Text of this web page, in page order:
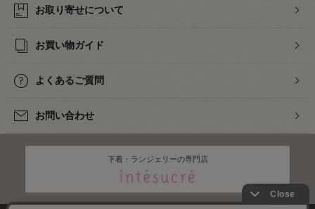
お取り寄せについて
お買い物ガイド
よくあるご質問
お問い合わせ
下着・ランジェリーの専門店